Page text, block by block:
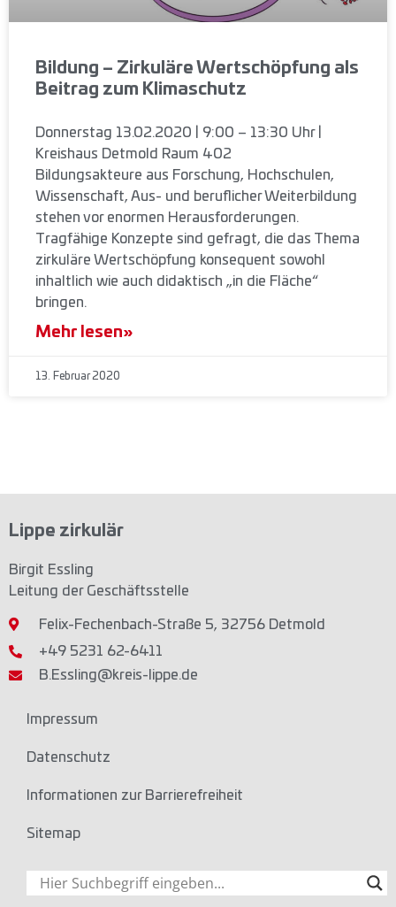
Bildung – Zirkuläre Wertschöpfung als
Beitrag zum Klimaschutz
Donnerstag 13.02.2020 | 9:00 – 13:30 Uhr |
Kreishaus Detmold Raum 402
Bildungsakteure aus Forschung, Hochschulen,
Wissenschaft, Aus- und beruflicher Weiterbildung
stehen vor enormen Herausforderungen.
Tragfähige Konzepte sind gefragt, die das Thema
zirkuläre Wertschöpfung konsequent sowohl
inhaltlich wie auch didaktisch „in die Fläche“
bringen.
Mehr lesen»
13. Februar 2020
Lippe zirkulär
Birgit Essling
Leitung der Geschäftsstelle
Felix-Fechenbach-Straße 5, 32756 Detmold
+49 5231 62-6411
B.Essling@kreis-lippe.de
Impressum
Datenschutz
Informationen zur Barrierefreiheit
Sitemap